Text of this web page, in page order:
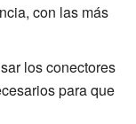
con las más
los conectores
para que